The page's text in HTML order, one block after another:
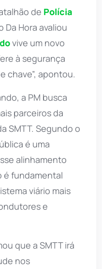
de Polícia
Da Hora avaliou
vive um novo
à segurança
chave”, apontou.
a PM busca
parceiros da
SMTT. Segundo o
é uma
alinhamento
é fundamental
viário mais
e
que a SMTT irá
nos